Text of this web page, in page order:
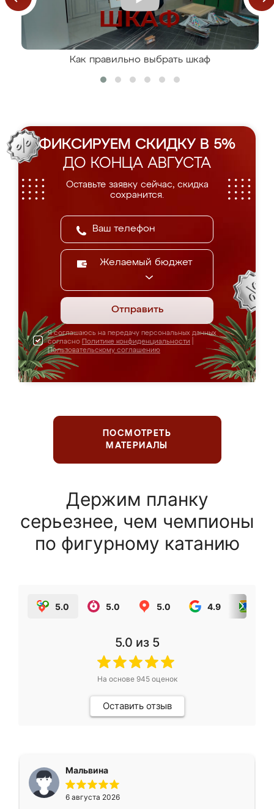
Как правильно выбрать шкаф
ФИКСИРУЕМ СКИДКУ В 5%
ДО КОНЦА АВГУСТА
Оставьте заявку сейчас, скидка
сохранится.
Желаемый бюджет
Отправить
Я соглашаюсь на передачу персональных данных
согласно Политике конфиденциальности
Пользовательскому соглашению
ПОСМОТРЕТЬ
МАТЕРИАЛЫ
Держим планку
серьезнее, чем чемпионы
по фигурному катанию
5.0 5.0 5.0 4.9
5.0 из 5
На основе 945оценок
Оставить отзыв
Мальвина
6 августа 2026